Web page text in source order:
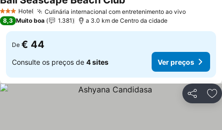
3 EstrelasHotel Culinária internacional com entretenimento ao vivo
8,3 Muito boa 1.381 a 3.0 km de Centro da cidade
De € 44
Consulte os preços de 4 sites Ver preços
Partilhar